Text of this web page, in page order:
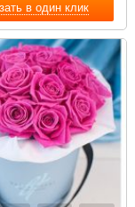
в один клик